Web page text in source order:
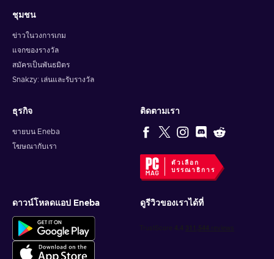
ชุมชน
ข่าวในวงการเกม
แจกของรางวัล
สมัครเป็นพันธมิตร
Snakzy: เล่นและรับรางวัล
ธุรกิจ
ขายบน Eneba
โฆษณากับเรา
ติดตามเรา
ตัวเลือก
บรรณาธิการ
ดาวน์โหลดแอป Eneba ดูรีวิวของเราได้ที่